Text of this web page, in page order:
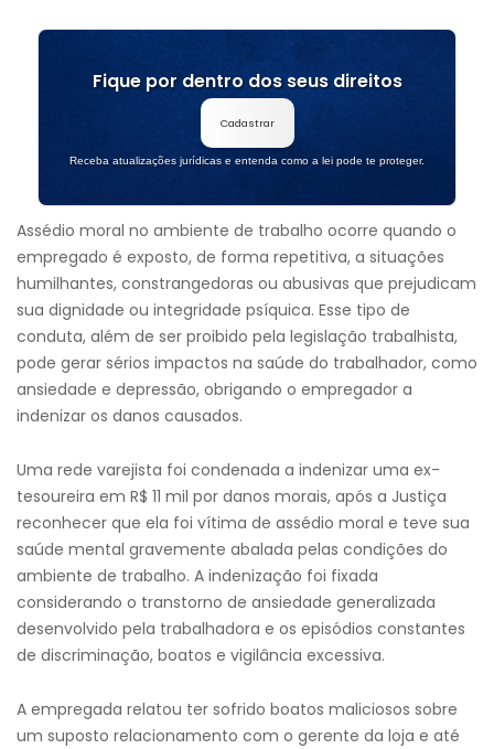
Fique por dentro dos seus direitos
Cadastrar
Receba atualizações jurídicas e entenda como a lei pode te proteger.
Assédio moral no ambiente de trabalho ocorre quando o
empregado é exposto, de forma repetitiva, a situações
humilhantes, constrangedoras ou abusivas que prejudicam
sua dignidade ou integridade psíquica. Esse tipo de
conduta, além de ser proibido pela legislação trabalhista,
pode gerar sérios impactos na saúde do trabalhador, como
ansiedade e depressão, obrigando o empregador a
indenizar os danos causados.
Uma rede varejista foi condenada a indenizar uma ex-
tesoureira em R$ 11 mil por danos morais, após a Justiça
reconhecer que ela foi vítima de assédio moral e teve sua
saúde mental gravemente abalada pelas condições do
ambiente de trabalho. A indenização foi fixada
considerando o transtorno de ansiedade generalizada
desenvolvido pela trabalhadora e os episódios constantes
de discriminação, boatos e vigilância excessiva.
A empregada relatou ter sofrido boatos maliciosos sobre
um suposto relacionamento com o gerente da loja e até